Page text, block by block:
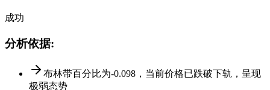
成功
分析依据:
布林带百分比为-0.098，当前价格已跌破下轨，呈现
极弱态势